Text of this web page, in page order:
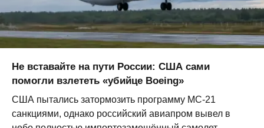
Не вставайте на пути России: США сами
помогли взлететь «убийце Boeing»
США пытались затормозить программу МС-21
санкциями, однако российский авиапром вывел в